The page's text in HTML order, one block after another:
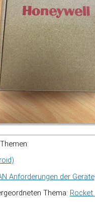
Anforderungen der Geräte
Thema: